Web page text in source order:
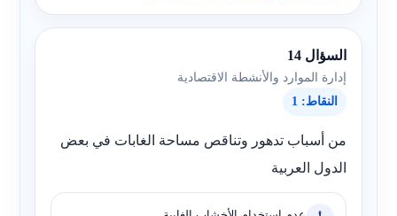
السؤال 14
إدارة الموارد والأنشطة الاقتصادية
النقاط: 1
من أسباب تدهور وتناقص مساحة الغابات في بعض
الدول العربية